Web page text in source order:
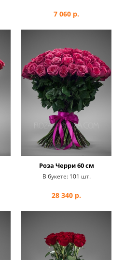
7 060 р.
Роза Черри 60 см
В букете: 101 шт.
28 340 р.